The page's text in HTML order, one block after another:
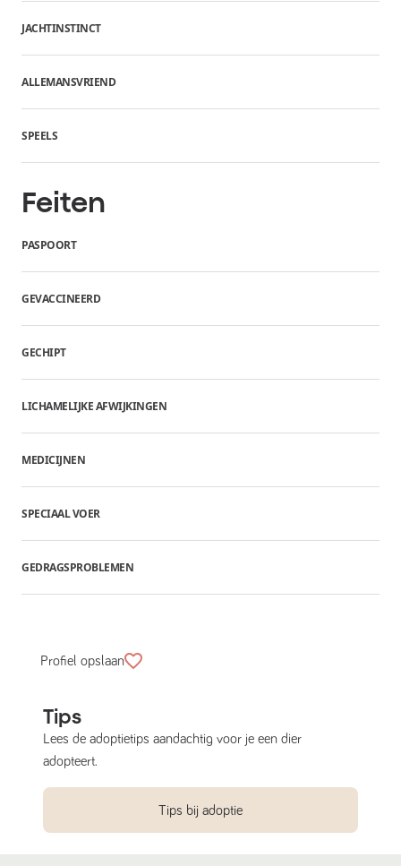
JACHTINSTINCT
ALLEMANSVRIEND
SPEELS
Feiten
PASPOORT
GEVACCINEERD
GECHIPT
LICHAMELIJKE AFWIJKINGEN
MEDICIJNEN
SPECIAAL VOER
GEDRAGSPROBLEMEN
Profiel opslaan
Tips
Lees de adoptietips aandachtig voor je een dier
adopteert.
Tips bij adoptie